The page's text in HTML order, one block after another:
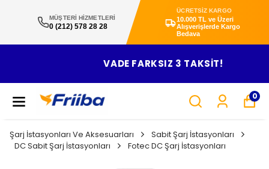
MÜŞTERİ HİZMETLERİ
0 (212) 578 28 28
ÜCRETSİZ KARGO
10.000 TL ve Üzeri
Alışverişlerde Kargo
Bedava
VADE FARKSIZ 3 TAKSİT!
0
Şarj İstasyonları Ve Aksesuarları
Sabit Şarj İstasyonları
DC Sabit Şarj İstasyonları
Fotec DC Şarj İstasyonları